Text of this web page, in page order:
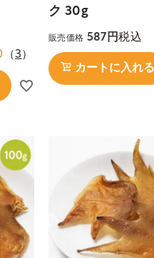
（ 3 ）
ク 30g
販売価格 587 税込
カートに入れる